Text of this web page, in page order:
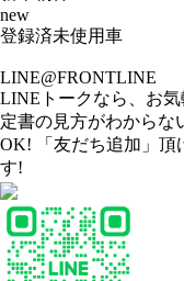
new
登録済未使用車
LINE@FRONTLINE
LINEトークなら、お
定書の見方がわからな
OK! 「友だち追加」頂
す!